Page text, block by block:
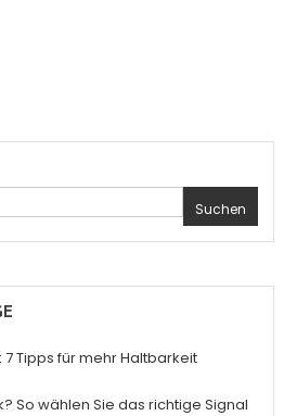
Suchen
Tipps für mehr Haltbarkeit
So wählen Sie das richtige Signal